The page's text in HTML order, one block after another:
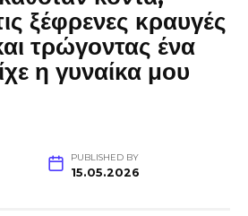
ξέφρενες κραυγές
τρώγοντας ένα
η γυναίκα μου
PUBLISHED BY
15.05.2026